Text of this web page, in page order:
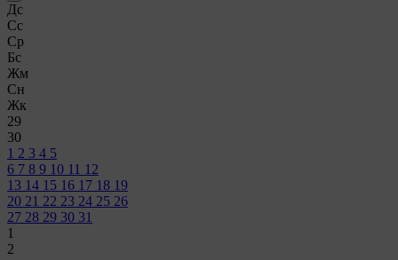
Дс
Сс
Ср
Бс
Жм
Сн
Жк
29
30
1 2 3 4 5
6 7 8 9 10 11 12
13 14 15 16 17 18 19
20 21 22 23 24 25 26
27 28 29 30 31
1
2